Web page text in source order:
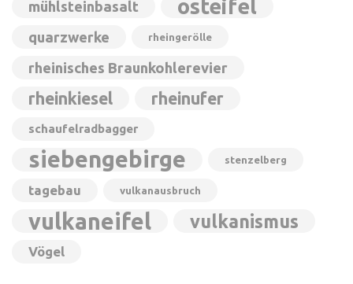
mühlsteinbasalt osteifel
quarzwerke rheingerölle
rheinisches Braunkohlerevier
rheinkiesel rheinufer
schaufelradbagger
siebengebirge stenzelberg
tagebau vulkanausbruch
vulkaneifel vulkanismus
Vögel